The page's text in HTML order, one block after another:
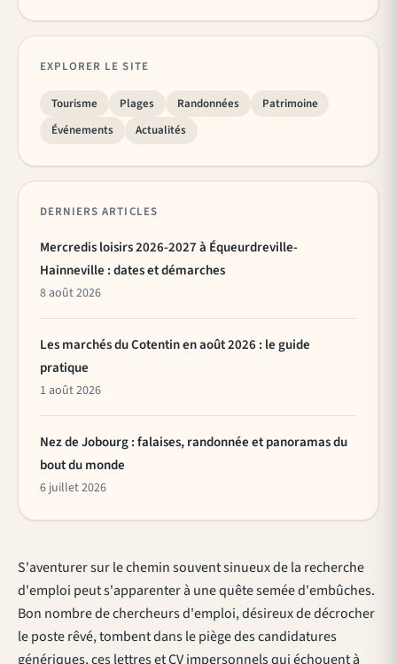
S'aventurer sur le chemin souvent sinueux de la recherche
d'emploi peut s'apparenter à une quête semée d'embûches.
Bon nombre de chercheurs d'emploi, désireux de décrocher
le poste rêvé, tombent dans le piège des candidatures
génériques, ces lettres et CV impersonnels qui échouent à
EXPLORER LE SITE
Tourisme Plages Randonnées
Patrimoine
Événements
Actualités
DERNIERS ARTICLES
Mercredis loisirs 2026-2027 à Équeurdreville-
Hainneville : dates et démarches
8 août 2026
Les marchés du Cotentin en août 2026 : le guide
pratique
1 août 2026
Nez de Jobourg : falaises, randonnée et panoramas du
bout du monde
6 juillet 2026